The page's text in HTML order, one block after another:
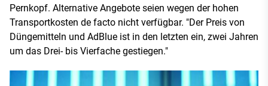
Pernkopf. Alternative Angebote seien wegen der hohen
Transportkosten de facto nicht verfügbar. "Der Preis von
Düngemitteln und AdBlue ist in den letzten ein, zwei Jahren
um das Drei- bis Vierfache gestiegen."